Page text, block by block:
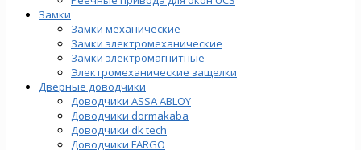
Замки
Замки механические
Замки электромеханические
Замки электромагнитные
Электромеханические защелки
Дверные доводчики
Доводчики ASSA ABLOY
Доводчики dormakaba
Доводчики dk tech
Доводчики FARGO